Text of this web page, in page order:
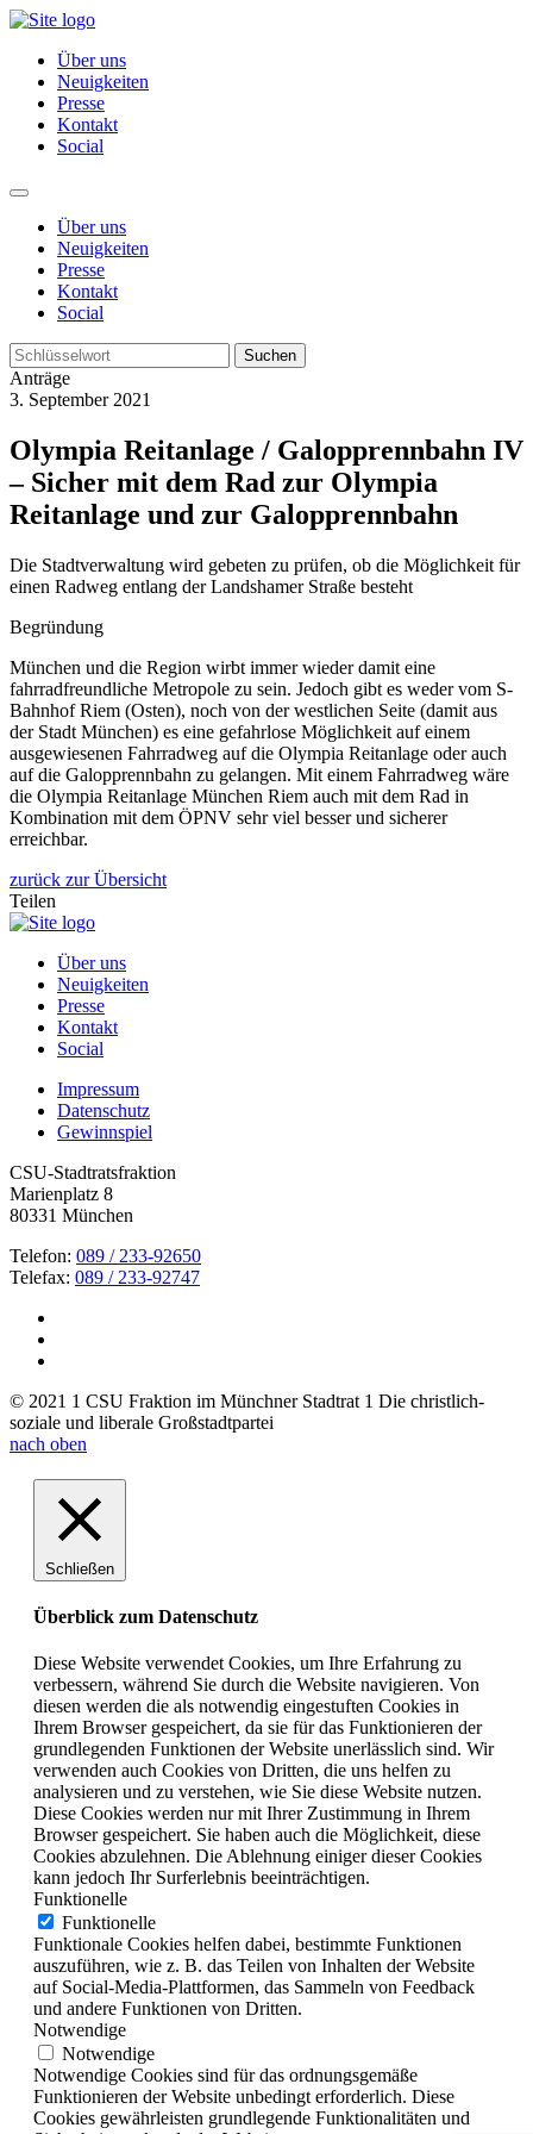
Über uns
Neuigkeiten
Presse
Kontakt
Social
Über uns
Neuigkeiten
Presse
Kontakt
Social
Suchen
Anträge
3. September 2021
Olympia Reitanlage / Galopprennbahn IV
– Sicher mit dem Rad zur Olympia
Reitanlage und zur Galopprennbahn
Die Stadtverwaltung wird gebeten zu prüfen, ob die Möglichkeit für
einen Radweg entlang der Landshamer Straße besteht
Begründung
München und die Region wirbt immer wieder damit eine
fahrradfreundliche Metropole zu sein. Jedoch gibt es weder vom S-
Bahnhof Riem (Osten), noch von der westlichen Seite (damit aus
der Stadt München) es eine gefahrlose Möglichkeit auf einem
ausgewiesenen Fahrradweg auf die Olympia Reitanlage oder auch
auf die Galopprennbahn zu gelangen. Mit einem Fahrradweg wäre
die Olympia Reitanlage München Riem auch mit dem Rad in
Kombination mit dem ÖPNV sehr viel besser und sicherer
erreichbar.
zurück zur Übersicht
Teilen
Über uns
Neuigkeiten
Presse
Kontakt
Social
Impressum
Datenschutz
Gewinnspiel
CSU-Stadtratsfraktion
Marienplatz 8
80331 München
Telefon: 089 / 233-92650
Telefax: 089 / 233-92747
© 2021 1 CSU Fraktion im Münchner Stadtrat 1 Die christlich-
soziale und liberale Großstadtpartei
nach oben
Schließen
Überblick zum Datenschutz
Diese Website verwendet Cookies, um Ihre Erfahrung zu
verbessern, während Sie durch die Website navigieren. Von
diesen werden die als notwendig eingestuften Cookies in
Ihrem Browser gespeichert, da sie für das Funktionieren der
grundlegenden Funktionen der Website unerlässlich sind. Wir
verwenden auch Cookies von Dritten, die uns helfen zu
analysieren und zu verstehen, wie Sie diese Website nutzen.
Diese Cookies werden nur mit Ihrer Zustimmung in Ihrem
Browser gespeichert. Sie haben auch die Möglichkeit, diese
Cookies abzulehnen. Die Ablehnung einiger dieser Cookies
kann jedoch Ihr Surferlebnis beeinträchtigen.
Funktionelle
Funktionelle
Funktionale Cookies helfen dabei, bestimmte Funktionen
auszuführen, wie z. B. das Teilen von Inhalten der Website
auf Social-Media-Plattformen, das Sammeln von Feedback
und andere Funktionen von Dritten.
Notwendige
Notwendige
Notwendige Cookies sind für das ordnungsgemäße
Funktionieren der Website unbedingt erforderlich. Diese
Cookies gewährleisten grundlegende Funktionalitäten und